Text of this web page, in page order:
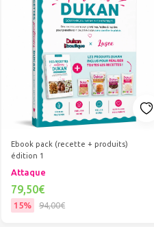
Ebook pack (recette + produits)
édition 1
Attaque
79,50€
15%
94,00€